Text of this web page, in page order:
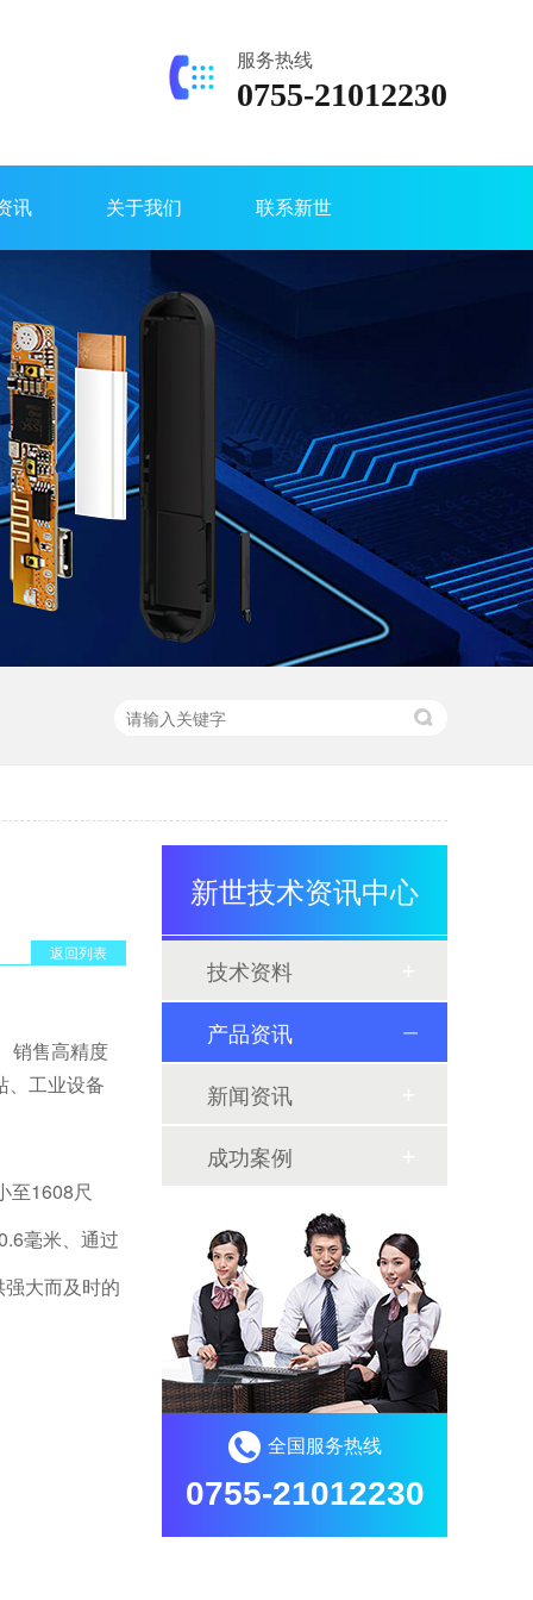
服务热线
0755-21012230
讯 关于我们 联系新世
返回列表
销售高精度
、工业设备
至1608尺
毫米、通过
大而及时的
新世技术资讯中心
技术资料
产品资讯
新闻资讯
成功案例
全国服务热线
0755-21012230